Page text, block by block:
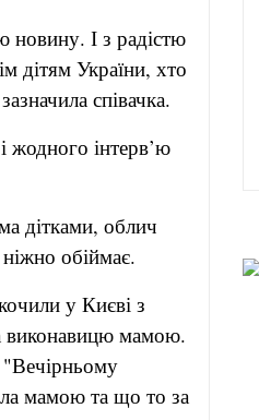
І з радістю
дітям України, хто
співачка.
жодного інтерв’ю
дітками, облич
обіймає.
у Києві з
виконавицю мамою.
мамою та що то за